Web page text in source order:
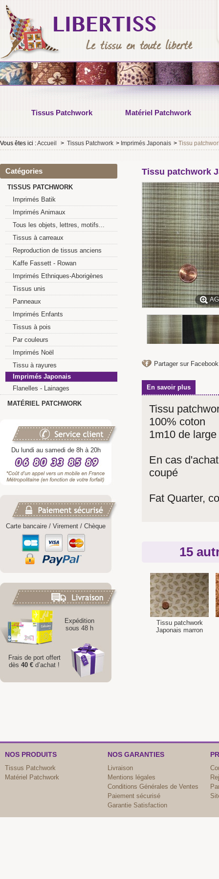
Tissus Patchwork Matériel Patchwork
Vous êtes ici :Accueil > Tissus Patchwork > Imprimés Japonais > Tissu
Catégories
TISSUS PATCHWORK
Imprimés Batik
Imprimés Animaux
Tous les objets, lettres, motifs...
Tissus à carreaux
Reproduction de tissus anciens
Kaffe Fassett - Rowan
Imprimés Ethniques-Aborigènes
Tissus unis
Panneaux
Imprimés Enfants
Tissus à pois
Par couleurs
Imprimés Noël
Tissu à rayures
Imprimés Japonais
Flanelles - Lainages
MATÉRIEL PATCHWORK
Du lundi au samedi de 8h à 20h
Carte bancaire / Virement / Chèque
Expédition
sous 48 h
Frais de port offert
dès 40 € d’achat !
Tissu patchwork
Partager sur Facebook
En savoir plus
Tissu
100% coton
1m10 de large
En cas
coupé
Fat Quarter,
15
Tissu patchwork
Japonais marron
NOS PRODUITS
Tissus Patchwork
Matériel Patchwork
NOS GARANTIES
Livraison
Mentions légales
Conditions Générales de Ventes
Paiement sécurisé
Garantie Satisfaction